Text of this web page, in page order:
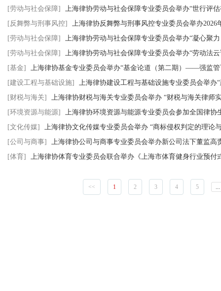
[劳动与社会保障]
上海律协劳动与社会保障专业委员会举办“世行评
[反舞弊与刑事风控]
上海律协反舞弊与刑事风控专业委员会举办2026
[劳动与社会保障]
上海律协劳动与社会保障专业委员会举办“凝心聚
[劳动与社会保障]
上海律协劳动与社会保障专业委员会举办“劳动法
[基金]
上海律协基金专业委员会举办“基金论道（第二期）——强监管
[建设工程与基础设施]
上海律协建设工程与基础设施专业委员会举办
[财税与海关]
上海律协财税与海关专业委员会举办 “财税与海关律师
[环境资源与能源]
上海律协环境资源与能源专业委员会参加全国律协
[文化传媒]
上海律协文化传媒专业委员会举办 “商标侵权判定的理论
[公司与商事]
上海律协公司与商事专业委员会举办新公司法下董监高
[体育]
上海律协体育专业委员会联合举办《上海市体育健身行业预付
<< 1 2 3 4 5 ...